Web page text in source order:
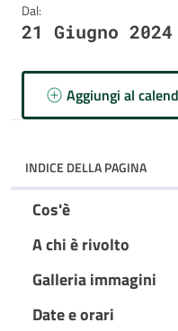
Dal:
21 Giugno 2024
Aggiungi al
INDICE DELLA PAGINA
Cos'è
A chi è rivolto
Galleria immagini
Date e orari